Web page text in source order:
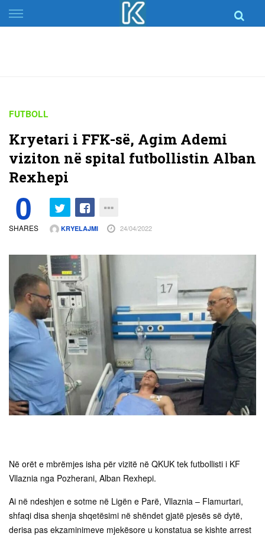
Skip
to
FUTBOLL
Kryetari i FFK-së, Agim Ademi
viziton në spital futbollistin Alban
Rexhepi
0
SHARES KRYELAJMI 24/04/2022
Në orët e mbrëmjes isha për vizitë në QKUK tek futbollisti i KF
Vllaznia nga Pozherani, Alban Rexhepi.
Ai në ndeshjen e sotme në Ligën e Parë, Vllaznia – Flamurtari,
shfaqi disa shenja shqetësimi në shëndet gjatë pjesës së dytë,
derisa pas ekzaminimeve mjekësore u konstatua se kishte arrest